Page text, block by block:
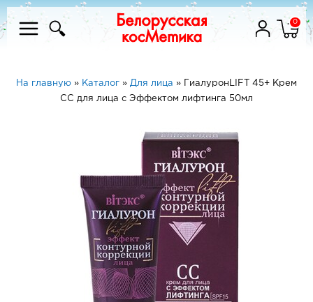
0
На главную » Каталог » Для лица »
ГиалуронLIFT 45+ Крем
СС для лица с Эффектом лифтинга 50мл